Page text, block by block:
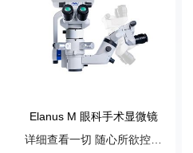
Elanus M 眼科手术显微镜
详细查看一切 随心所欲控制